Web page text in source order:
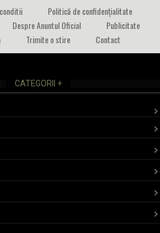
Politică de confidențialitate
Despre Anuntul Oficial
Publicitate
Trimite o stire Contact
CATEGORII +